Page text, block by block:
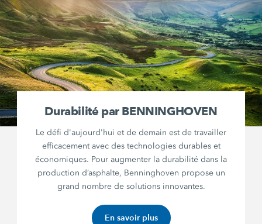
Durabilité par BENNINGHOVEN
Le défi d'aujourd'hui et de demain est de travailler
efficacement avec des technologies durables et
économiques. Pour augmenter la durabilité dans la
production d’asphalte, Benninghoven propose un
grand nombre de solutions innovantes.
En savoir plus